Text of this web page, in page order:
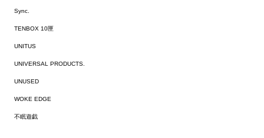
Sync.
TENBOX 10匣
UNITUS
UNIVERSAL PRODUCTS.
UNUSED
WOKE EDGE
不眠遊戯